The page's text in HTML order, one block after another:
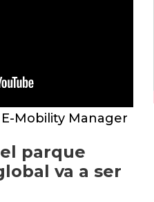
Mobility Manager
parque
va a ser